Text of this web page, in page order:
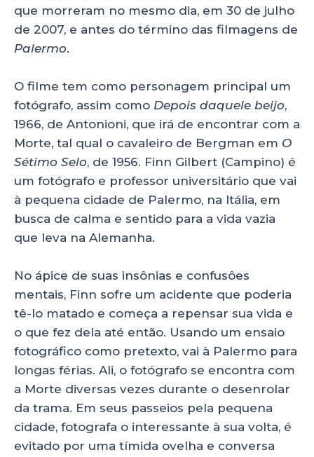
que morreram no mesmo dia, em 30 de julho
de 2007, e antes do término das filmagens de
Palermo.
O filme tem como personagem principal um
fotógrafo, assim como Depois daquele beijo,
1966, de Antonioni, que irá de encontrar com a
Morte, tal qual o cavaleiro de Bergman em O
Sétimo Selo, de 1956. Finn Gilbert (Campino) é
um fotógrafo e professor universitário que vai
à pequena cidade de Palermo, na Itália, em
busca de calma e sentido para a vida vazia
que leva na Alemanha.
No ápice de suas insônias e confusôes
mentais, Finn sofre um acidente que poderia
tê-lo matado e começa a repensar sua vida e
o que fez dela até então. Usando um ensaio
fotográfico como pretexto, vai à Palermo para
longas férias. Ali, o fotógrafo se encontra com
a Morte diversas vezes durante o desenrolar
da trama. Em seus passeios pela pequena
cidade, fotografa o interessante à sua volta, é
evitado por uma tímida ovelha e conversa